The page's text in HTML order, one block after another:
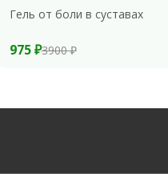
Гель от боли в суставах
975 ₽3900 ₽